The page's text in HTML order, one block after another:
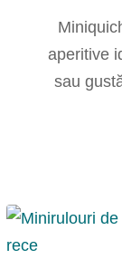
aperitive
sau